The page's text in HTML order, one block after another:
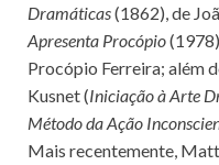
Dramáticas(1862), de
Apresenta Procópio
Procópio Ferreira; além
Kusnet (Iniciação à Arte
Método da Ação
Mais recentemente,